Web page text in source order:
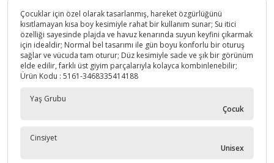
Çocuklar için özel olarak tasarlanmış, hareket özgürlüğünü
kısıtlamayan kısa boy kesimiyle rahat bir kullanım sunar; Su itici
özelliği sayesinde plajda ve havuz kenarında suyun keyfini çıkarmak
için idealdir; Normal bel tasarımı ile gün boyu konforlu bir oturuş
sağlar ve vücuda tam oturur; Düz kesimiyle sade ve şık bir görünüm
elde edilir, farklı üst giyim parçalarıyla kolayca kombinlenebilir;
Ürün Kodu : 5161-3468335414188
Yaş Grubu
Çocuk
Cinsiyet
Unisex